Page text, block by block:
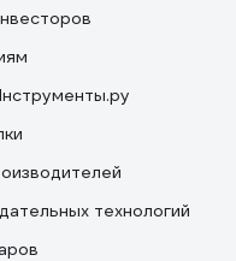
технологий